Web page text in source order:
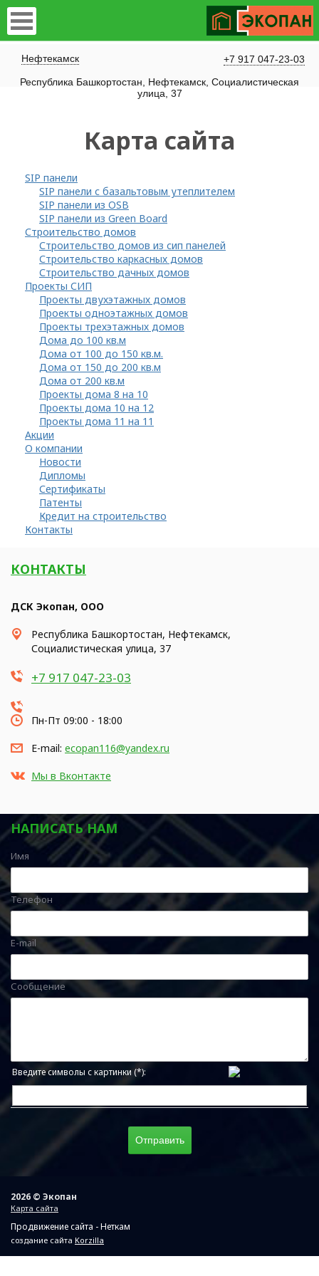
Нефтекамск
+7 917 047-23-03
Республика Башкортостан, Нефтекамск, Социалистическая
улица, 37
Карта сайта
SIP панели
SIP панели с базальтовым утеплителем
SIP панели из OSB
SIP панели из Green Board
Строительство домов
Строительство домов из сип панелей
Строительство каркасных домов
Строительство дачных домов
Проекты СИП
Проекты двухэтажных домов
Проекты одноэтажных домов
Проекты трехэтажных домов
Дома до 100 кв.м
Дома от 100 до 150 кв.м.
Дома от 150 до 200 кв.м
Дома от 200 кв.м
Проекты дома 8 на 10
Проекты дома 10 на 12
Проекты дома 11 на 11
Акции
О компании
Новости
Дипломы
Сертификаты
Патенты
Кредит на строительство
Контакты
КОНТАКТЫ
ДСК Экопан, ООО
Республика Башкортостан, Нефтекамск,
Социалистическая улица, 37
+7 917 047-23-03
Пн-Пт 09:00 - 18:00
E-mail: ecopan116@yandex.ru
Мы в Вконтакте
НАПИСАТЬ НАМ
Имя
Телефон
E-mail
Сообщение
Введите символы с картинки (*):
2026 © Экопан
Карта сайта
Продвижение сайта - Неткам
создание сайта Korzilla